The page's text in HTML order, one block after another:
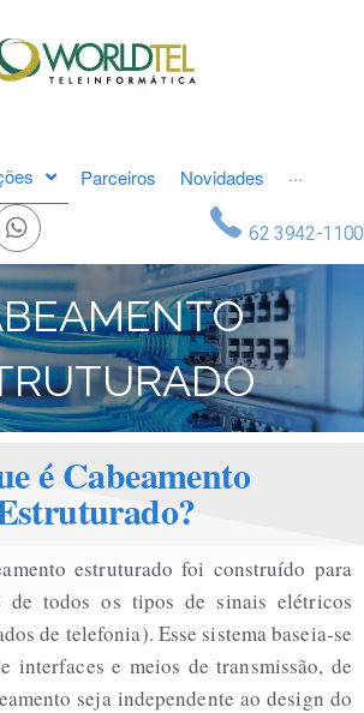
Parceiros Novidades ···
62 3942-1100
é Cabeamento
estruturado foi construído para
todos os tipos de sinais elétricos
de telefonia). Esse sistema baseia-se
interfaces e meios de transmissão, de
seja independente ao design do